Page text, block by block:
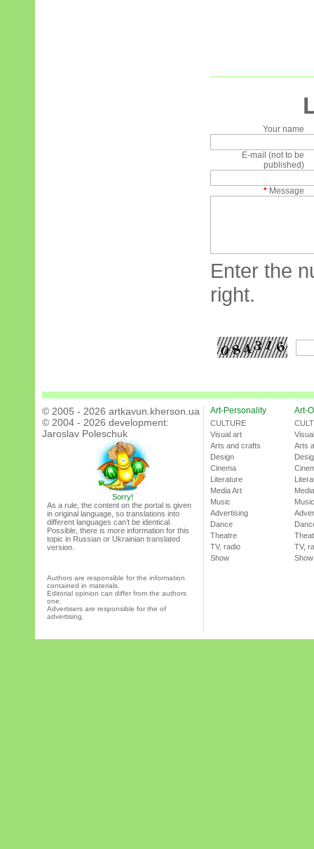
Your name
E-mail (not to be
published)
* Message
Enter the
right.
© 2005 - 2026 artkavun.kherson.ua
© 2004 - 2026 development:
Jaroslav Poleschuk
Sorry!
As a rule, the content on the portal is given
in original language, so translations into
different languages can’t be identical.
Possible, there is more information for this
topic in Russian or Ukrainian translated
version.
Authors are responsible for the information
contained in materials.
Editorial opinion can differ from the authors
one.
Advertisers are responsible for the of
advertising.
Art-Personality
CULTURE
Visual art
Arts and crafts
Design
Cinema
Literature
Media Art
Music
Advertising
Dance
Theatre
TV, radio
Show
Art-
Arts
Music
TV,
Show